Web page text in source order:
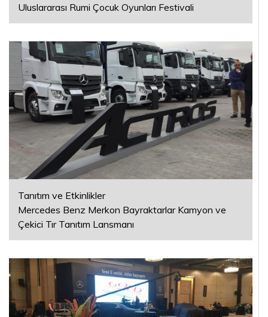
Uluslararası Rumi Çocuk Oyunları Festivali
Tanıtım ve Etkinlikler
Mercedes Benz Merkon Bayraktarlar Kamyon ve
Çekici Tır Tanıtım Lansmanı